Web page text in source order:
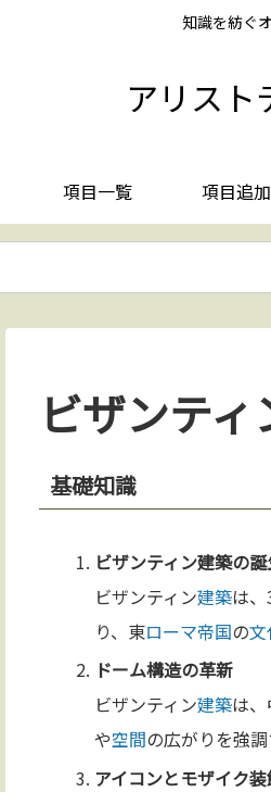
知識を紡ぐ
アリスト
項目一覧 項目追
ビザンテ
基礎知識
ビザンティン建築の
ビザンティン建築は
り、東ローマ帝国の文
ドーム構造の革新
ビザンティン建築は
や空間の広がりを強
アイコンとモザイク